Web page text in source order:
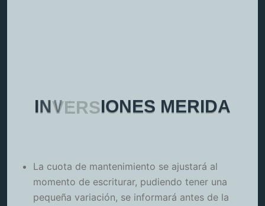
INVERSIONES MERIDA
La cuota de mantenimiento se ajustará al
momento de escriturar, pudiendo tener una
pequeña variación, se informará antes de la